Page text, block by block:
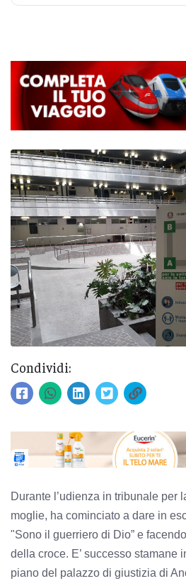
Condividi:
Durante l’udienza in tribunale per
moglie, ha cominciato a dare in
"Sono il guerriero di Dio” e
della croce. E’ successo stamane
piano del palazzo di giustizia di